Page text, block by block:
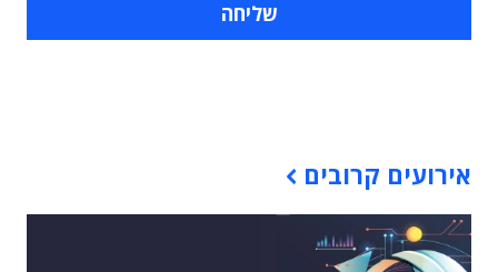
אירועים קרובים